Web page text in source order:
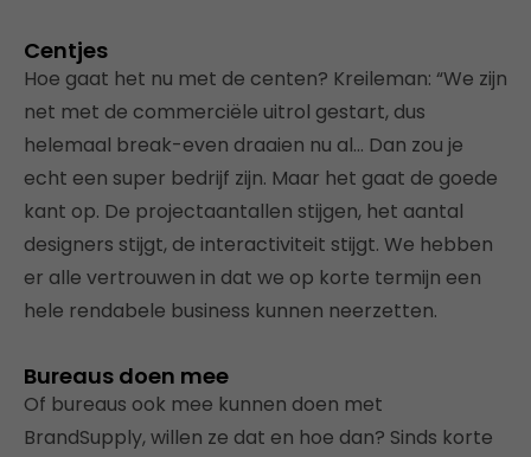
Centjes
Hoe gaat het nu met de centen? Kreileman: “We zijn
net met de commerciële uitrol gestart, dus
helemaal break-even draaien nu al… Dan zou je
echt een super bedrijf zijn. Maar het gaat de goede
kant op. De projectaantallen stijgen, het aantal
designers stijgt, de interactiviteit stijgt. We hebben
er alle vertrouwen in dat we op korte termijn een
hele rendabele business kunnen neerzetten.
Bureaus doen mee
Of bureaus ook mee kunnen doen met
BrandSupply, willen ze dat en hoe dan? Sinds korte